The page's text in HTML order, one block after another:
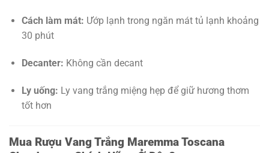
Cách làm mát: Ướp lạnh trong ngăn mát tủ lạnh khoảng
30 phút
Decanter: Không cần decant
Ly uống: Ly vang trắng miệng hẹp để giữ hương thơm
tốt hơn
Mua Rượu Vang Trắng Maremma Toscana